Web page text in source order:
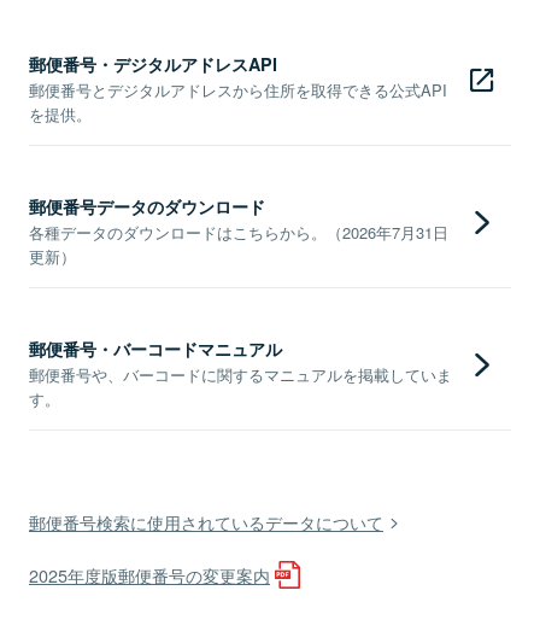
郵便番号・デジタルアドレスAPI
郵便番号とデジタルアドレスから住所を取得できる公式API
を提供。
郵便番号データのダウンロード
各種データのダウンロードはこちらから。（2026年7月31日
更新）
郵便番号・バーコードマニュアル
郵便番号や、バーコードに関するマニュアルを掲載していま
す。
郵便番号検索に使用されているデータについて
2025年度版郵便番号の変更案内